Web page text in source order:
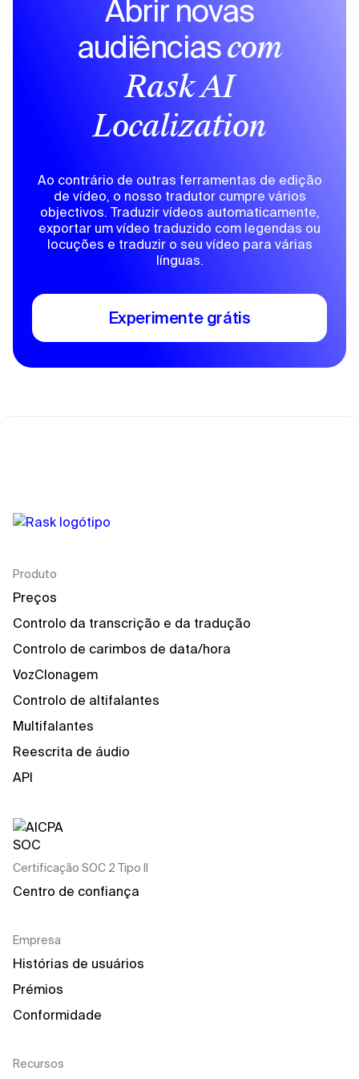
Abrir novas
audiências com
Rask AI
Localization
Ao contrário de outras ferramentas de edição
de vídeo, o nosso tradutor cumpre vários
objectivos. Traduzir vídeos automaticamente,
exportar um vídeo traduzido com legendas ou
locuções e traduzir o seu vídeo para várias
línguas.
Experimente grátis
Produto
Preços
Controlo da transcrição e da tradução
Controlo de carimbos de data/hora
VozClonagem
Controlo de altifalantes
Multifalantes
Reescrita de áudio
API
Certificação SOC 2 Tipo II
Centro de confiança
Empresa
Histórias de usuários
Prémios
Conformidade
Recursos